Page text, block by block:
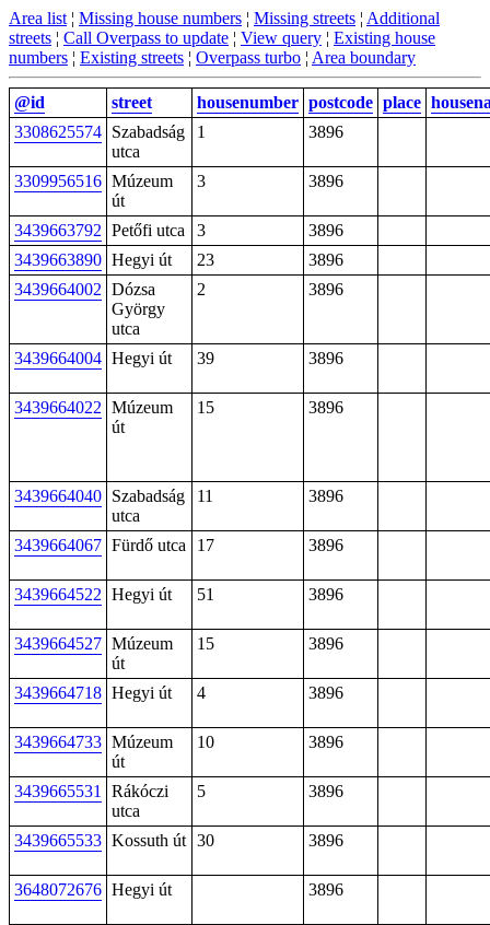
Area list ¦ Missing house numbers ¦ Missing streets ¦ Additional
streets ¦ Call Overpass to update ¦ View query ¦ Existing house
numbers ¦ Existing streets ¦ Overpass turbo ¦ Area boundary
@id street housenumber postcode place
3308625574 Szabadság
utca
1 3896
3309956516 Múzeum
út
3 3896
3439663792 Petőfi utca 3
3896
3439663890 Hegyi út 23
3896
3439664002 Dózsa
György
utca
2 3896
3439664004 Hegyi út 39 3896
3439664022 Múzeum
út
15 3896
3439664040 Szabadság
utca
11 3896
3439664067 Fürdő utca 17 3896
3439664522 Hegyi út 51 3896
3439664527 Múzeum
út
15 3896
3439664718 Hegyi út 4 3896
3439664733 Múzeum
út
10 3896
3439665531
Rákóczi
utca
5 3896
3439665533 Kossuth út 30 3896
3648072676 Hegyi út 3896